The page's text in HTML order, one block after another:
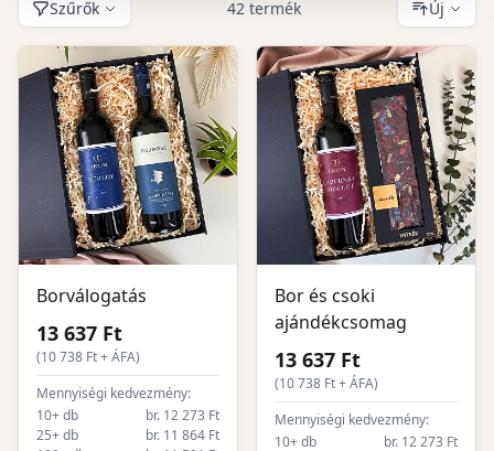
Szűrők 42 termék Új
Borválogatás
13 637 Ft
(10 738 Ft + ÁFA)
Mennyiségi kedvezmény:
10+ db
br. 12 273 Ft
25+ db
br. 11 864 Ft
Bor és csoki
ajándékcsomag
13 637 Ft
(10 738 Ft + ÁFA)
Mennyiségi kedvezmény:
10+ db
br. 12 273 Ft